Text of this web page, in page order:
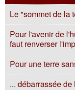
Le "sommet de la
Pour l'avenir de
faut renverser
Pour une terre
... débarrassée